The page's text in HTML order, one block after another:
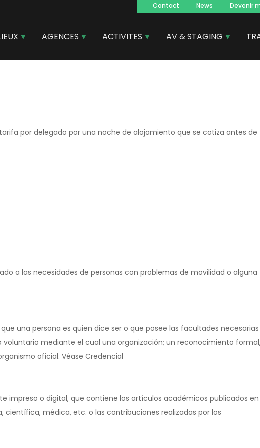
Navegacion
principal
Contact News Devenir
AGENCES ACTIVITES AV & STAGING
por delegado por una noche de alojamiento que se cotiza antes de
a las necesidades de personas con problemas de movilidad o alguna
una persona es quien dice ser o que posee las facultades necesarias
mediante el cual una organización; un reconocimiento formal,
oficial. Véase Credencial
impreso o digital, que contiene los artículos académicos publicados en
médica, etc. o las contribuciones realizadas por los